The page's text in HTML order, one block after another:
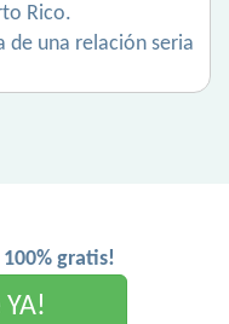
Rico.
de una relación seria
gratis!